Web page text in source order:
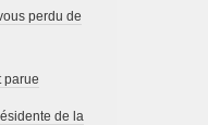
perdu de
parue
de la